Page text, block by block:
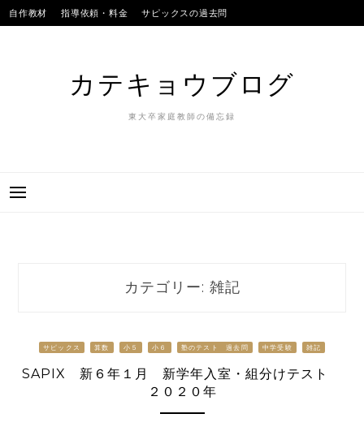
Skip
to
自作教材 指導依頼・料金 サピックスの過去問
カテキョウブログ
東大卒家庭教師の備忘録
カテゴリー: 雑記
サピックス 算数 小５ 小６ 塾のテスト 過去問 中学受験 雑記
SAPIX 新６年１月 新学年入室・組分けテスト
２０２０年